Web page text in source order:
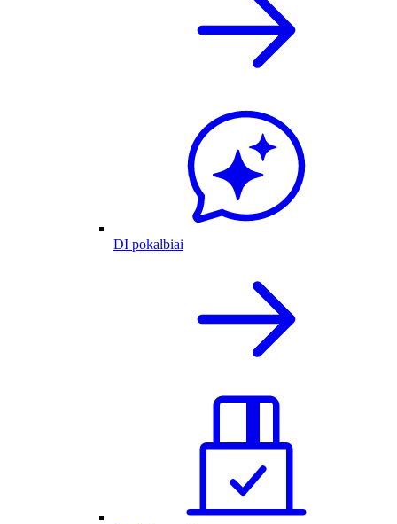
DI pokalbiai